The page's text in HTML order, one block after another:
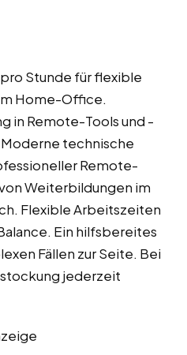
Stunde für flexible
Home-Office.
in Remote-Tools und -
technische
Remote-
Weiterbildungen im
Flexible Arbeitszeiten
Ein hilfsbereites
Fällen zur Seite. Bei
jederzeit